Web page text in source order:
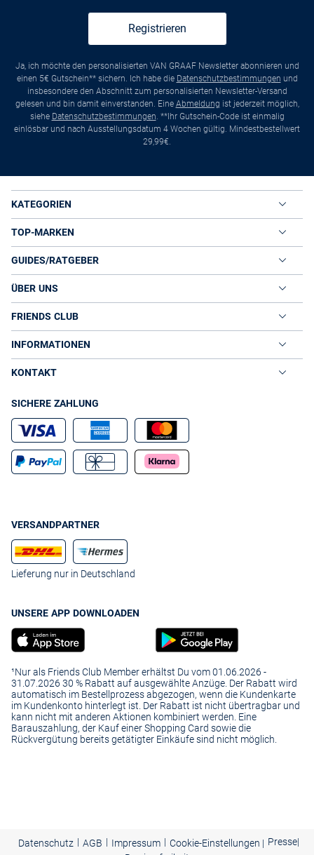
Registrieren
Ja, ich möchte den personalisierten VAN GRAAF Newsletter abonnieren und
einen 5€ Gutschein** sichern. Ich habe die Datenschutzbestimmungen und
insbesondere den Abschnitt zum personalisierten Newsletter-Versand
gelesen und bin damit einverstanden. Eine Abmeldung ist jederzeit möglich,
siehe Datenschutzbestimmungen. **Ihr Gutschein-Code ist einmalig
einlösbar und nach Ausstellungsdatum 4 Wochen gültig. Mindestbestellwert
29,99€.
KATEGORIEN
TOP-MARKEN
GUIDES/RATGEBER
ÜBER UNS
FRIENDS CLUB
INFORMATIONEN
KONTAKT
SICHERE ZAHLUNG
VERSANDPARTNER
Lieferung nur in Deutschland
UNSERE APP DOWNLOADEN
¹Nur als Friends Club Member erhältst Du vom 01.06.2026 -
31.07.2026 30 % Rabatt auf ausgewählte Anzüge. Der Rabatt wird
automatisch im Bestellprozess abgezogen, wenn die Kundenkarte
im Kundenkonto hinterlegt ist. Der Rabatt ist nicht übertragbar und
kann nicht mit anderen Aktionen kombiniert werden. Eine
Barauszahlung, der Kauf einer Shopping Card sowie die
Rückvergütung bereits getätigter Einkäufe sind nicht möglich.
Datenschutz | AGB | Impressum | Cookie-Einstellungen | Presse|